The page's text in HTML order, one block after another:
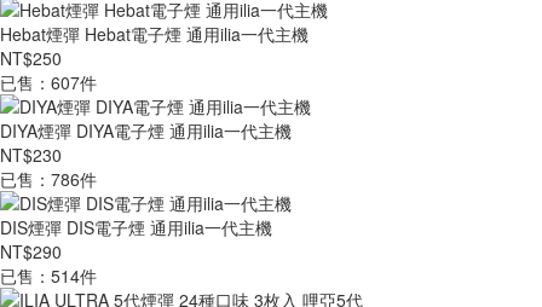
Hebat煙彈 Hebat電子煙 通用ilia一代主機
NT$250
已售：607件
DIYA煙彈 DIYA電子煙 通用ilia一代主機
NT$230
已售：786件
DIS煙彈 DIS電子煙 通用ilia一代主機
NT$290
已售：514件